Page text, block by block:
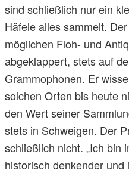
sind schließlich nur ein
Häfele alles sammelt.
möglichen Floh- und
abgeklappert, stets auf
Grammophonen. Er
solchen Orten bis heute
den Wert seiner
stets in Schweigen. Der
schließlich nicht. „Ich bin
historisch denkender